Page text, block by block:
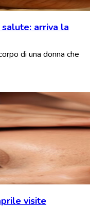
arriva la
di una donna che
visite